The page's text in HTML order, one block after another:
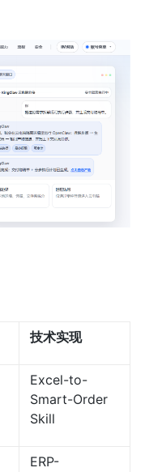
技术实现
Excel-to-
Smart-Order
Skill
ERP-